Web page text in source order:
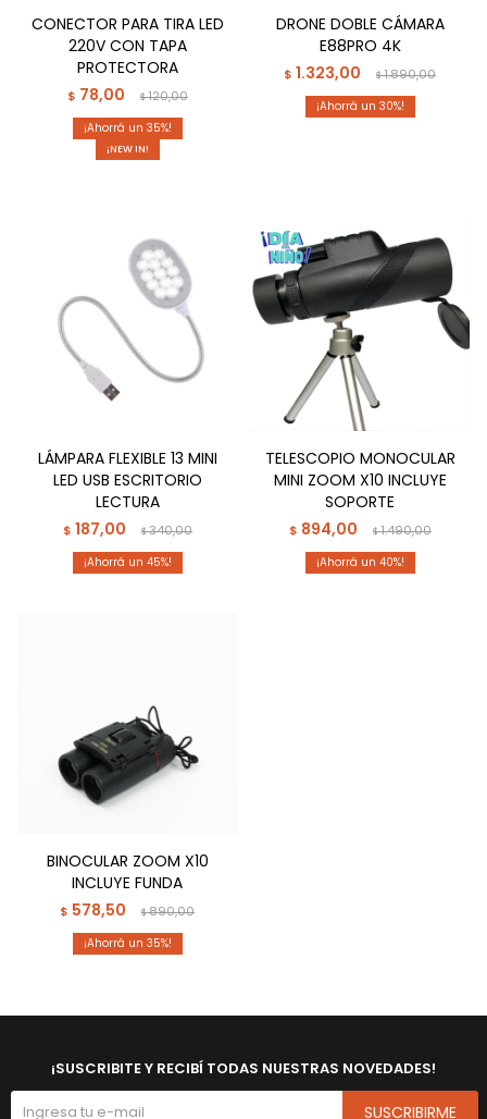
CONECTOR PARA TIRA LED
220V CON TAPA
PROTECTORA
$ 78,00 $120,00
35
¡NEW IN!
DRONE DOBLE CÁMARA
E88PRO 4K
$ 1.323,00 $1.890,00
30
LÁMPARA FLEXIBLE 13 MINI
LED USB ESCRITORIO
LECTURA
$ 187,00 $340,00
45
TELESCOPIO MONOCULAR
MINI ZOOM X10 INCLUYE
SOPORTE
$ 894,00 $1.490,00
40
BINOCULAR ZOOM X10
INCLUYE FUNDA
$ 578,50 $890,00
35
¡SUSCRIBITE Y RECIBÍ TODAS NUESTRAS NOVEDADES!
SUSCRIBIRME